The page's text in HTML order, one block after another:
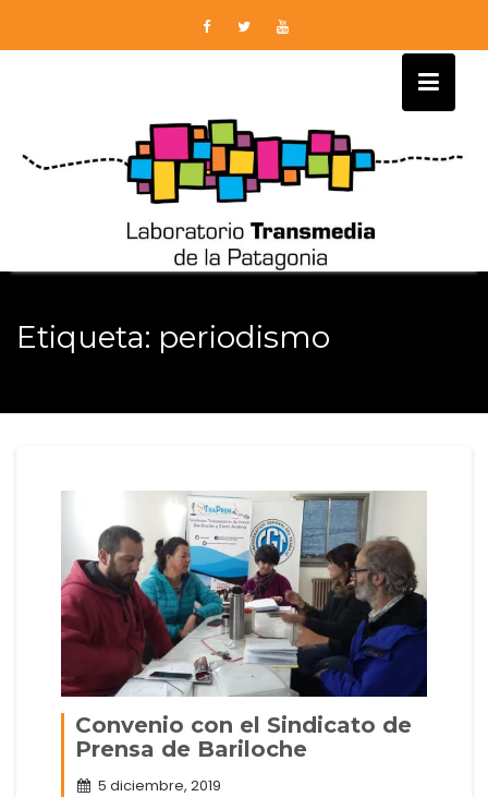
Etiqueta: periodismo
Convenio con el Sindicato de
Prensa de Bariloche
5 diciembre, 2019